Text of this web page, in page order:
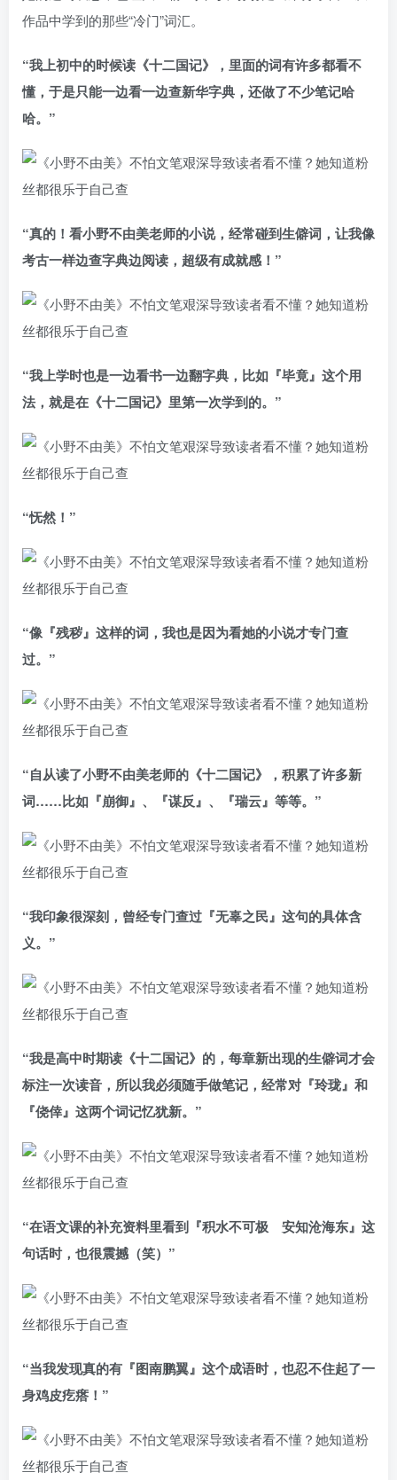
作品中学到的那些“冷门”词汇。
“我上初中的时候读《十二国记》，里面的词有许多都看不
懂，于是只能一边看一边查新华字典，还做了不少笔记哈
哈。”
“真的！看小野不由美老师的小说，经常碰到生僻词，让我像
考古一样边查字典边阅读，超级有成就感！”
“我上学时也是一边看书一边翻字典，比如『毕竟』这个用
法，就是在《十二国记》里第一次学到的。”
“怃然！”
“像『残秽』这样的词，我也是因为看她的小说才专门查
过。”
“自从读了小野不由美老师的《十二国记》，积累了许多新
词……比如『崩御』、『谋反』、『瑞云』等等。”
“我印象很深刻，曾经专门查过『无辜之民』这句的具体含
义。”
“我是高中时期读《十二国记》的，每章新出现的生僻词才会
标注一次读音，所以我必须随手做笔记，经常对『玲珑』和
『侥倖』这两个词记忆犹新。”
“在语文课的补充资料里看到『积水不可极 安知沧海东』这
句话时，也很震撼（笑）”
“当我发现真的有『图南鹏翼』这个成语时，也忍不住起了一
身鸡皮疙瘩！”